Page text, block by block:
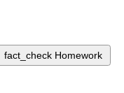
fact_check Homework